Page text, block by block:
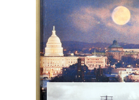
Europa
Fantasy / Sciencefiction
Filosofi
Håndarbejde
Håndværk